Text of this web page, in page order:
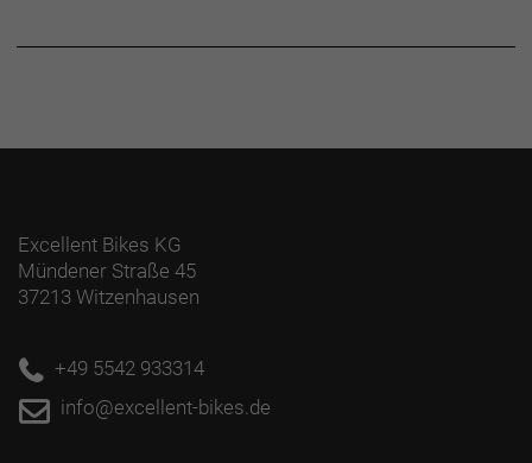
Excellent Bikes KG
Mündener Straße 45
37213 Witzenhausen
+49 5542 933314
info@excellent-bikes.de